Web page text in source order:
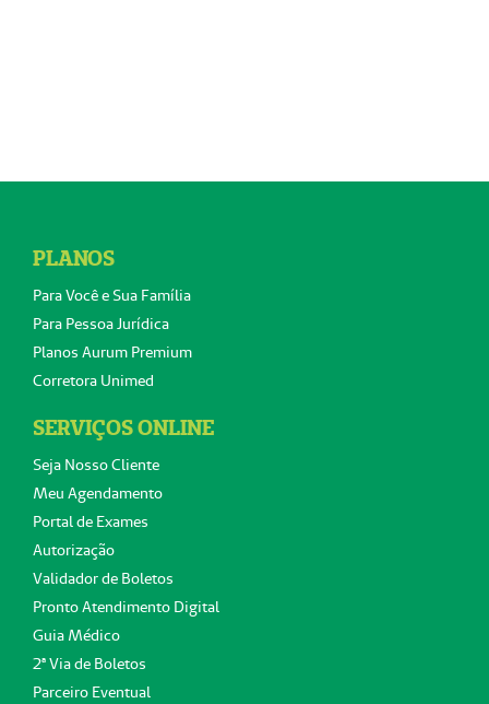
PLANOS
Para Você e Sua Família
Para Pessoa Jurídica
Planos Aurum Premium
Corretora Unimed
SERVIÇOS ONLINE
Seja Nosso Cliente
Meu Agendamento
Portal de Exames
Autorização
Validador de Boletos
Pronto Atendimento Digital
Guia Médico
2ª Via de Boletos
Parceiro Eventual